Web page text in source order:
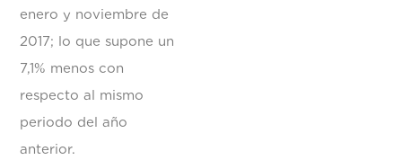
enero y noviembre de
2017; lo que supone un
7,1% menos con
respecto al mismo
periodo del año
anterior.